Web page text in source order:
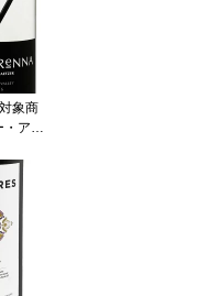
ッシュ
AL
カー
ート
象商
アナ
スト
ー94
カベル
21%
南オ
ッサ・
ザー